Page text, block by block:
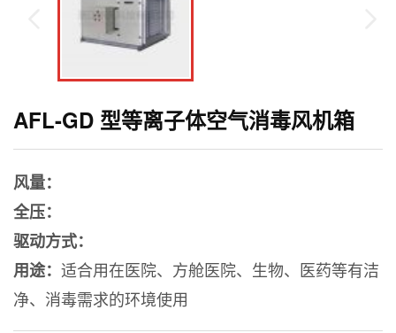
AFL-GD 型等离子体空气消毒风机箱
风量：
全压：
驱动方式：
用途： 适合用在医院、方舱医院、生物、医药等有洁
净、消毒需求的环境使用